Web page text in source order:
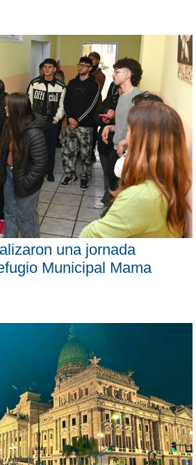
una jornada
Municipal Mama